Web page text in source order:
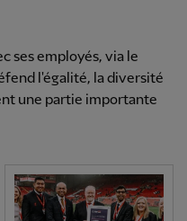
ses employés, via le
l'égalité, la diversité
une partie importante